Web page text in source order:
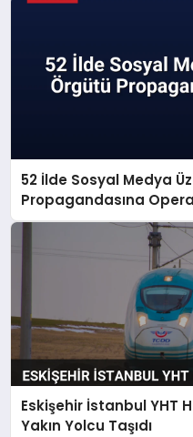
52 İlde Sosyal Medya
Propagandasına
Eskişehir İstanbul YHT
Yakın Yolcu Taşıdı